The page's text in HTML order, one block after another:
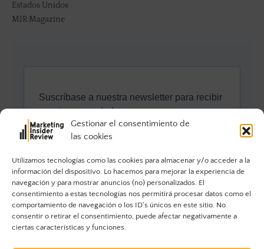
Gestionar el consentimiento de
las cookies
Utilizamos tecnologías como las cookies para almacenar y/o acceder a la
información del dispositivo. Lo hacemos para mejorar la experiencia de
navegación y para mostrar anuncios (no) personalizados. El
consentimiento a estas tecnologías nos permitirá procesar datos como el
comportamiento de navegación o los ID's únicos en este sitio. No
consentir o retirar el consentimiento, puede afectar negativamente a
ciertas características y funciones.
Estados Unidos
MIR Magazine